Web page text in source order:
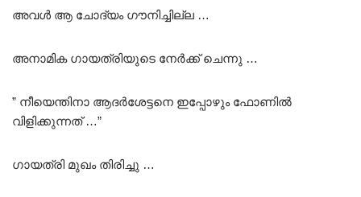
അവൾ ആ ചോദ്യം ഗൗനിച്ചില്ല …
അനാമിക ഗായത്രിയുടെ നേർക്ക് ചെന്നു …
” നീയെന്തിനാ ആദർശേട്ടനെ ഇപ്പോഴും ഫോണിൽ
വിളിക്കുന്നത് …”
ഗായത്രി മുഖം തിരിച്ചു …